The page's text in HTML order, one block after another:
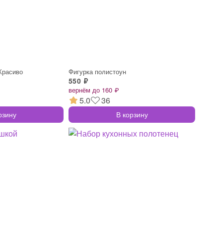
Фигурка полистоун
550 ₽
вернём до 160 ₽
5.0 36
В корзину